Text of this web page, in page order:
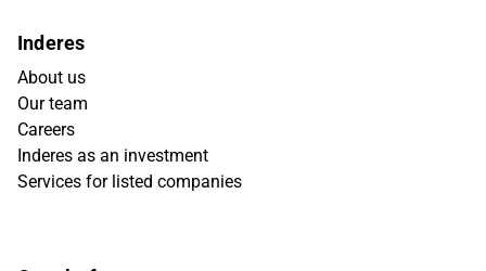
Inderes
About us
Our team
Careers
Inderes as an investment
Services for listed companies